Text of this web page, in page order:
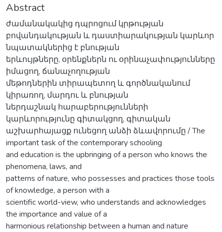
Abstract
ժամանակակից դպրոցում կրթության
բովանդակության և դաստիարակության կարևոր
նպատակներից է բնության
երևույթները, օրենքներն ու օրինաչափությունները
իմացող, ճանաչողության
մեթոդներին տիրապետող և գործնականում
կիրառող, մարդու և բնության
ներդաշնակ հարաբերությունների
կարևորությունը գիտակցող, գիտական
աշխարհայացք ունեցող անձի ձևավորումը / The
important task of the contemporary schooling
and education is the upbringing of a person who knows the
phenomena, laws, and
patterns of nature, who possesses and practices those tools
of knowledge, a person with a
scientific world-view, who understands and acknowledges
the importance and value of a
harmonious relationship between a human and nature